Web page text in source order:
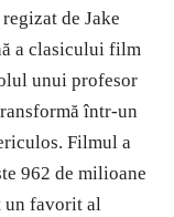
de Jake
a clasicului film
unui profesor
într-un
Filmul a
962 de milioane
un favorit al